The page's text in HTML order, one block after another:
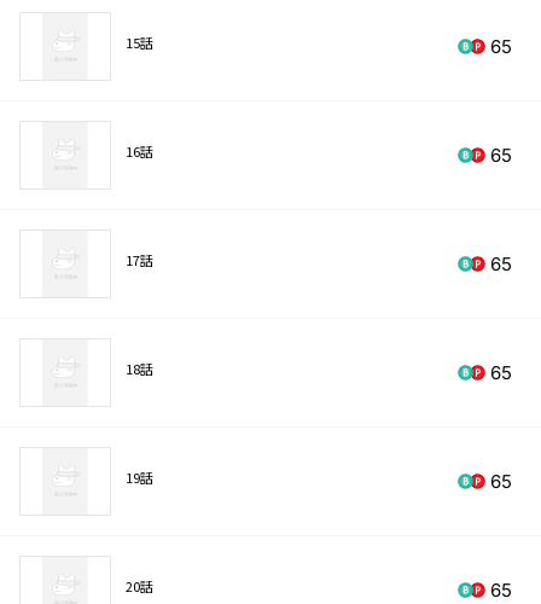
15話 65
16話 65
17話 65
18話 65
19話 65
20話 65